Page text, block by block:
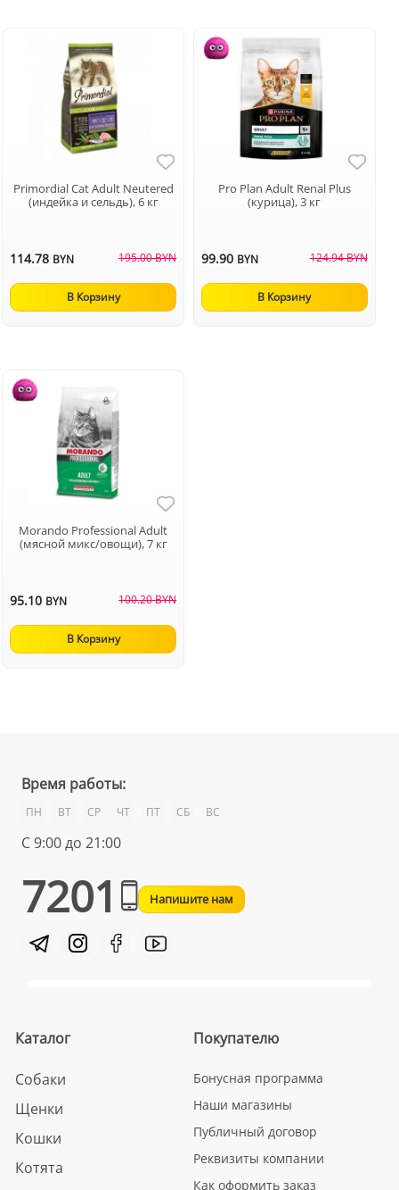
Primordial Cat Adult Neutered
(индейка и сельдь), 6 кг
114.78 BYN 195.00 BYN
В Корзину
Pro Plan Adult Renal Plus
(курица), 3 кг
99.90 BYN 124.94 BYN
В Корзину
Morando Professional Adult
(мясной микс/овощи), 7 кг
95.10 BYN 100.20 BYN
В Корзину
Время работы:
ПН ВТ СР ЧТ ПТ СБ ВС
С 9:00 до 21:00
7201 Напишите нам
Каталог
Собаки
Щенки
Кошки
Котята
Покупателю
Бонусная программа
Наши магазины
Публичный договор
Реквизиты компании
Как оформить заказ